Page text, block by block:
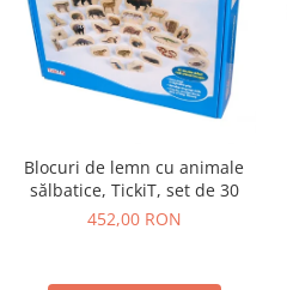
Blocuri de lemn cu animale
sălbatice, TickiT, set de 30
452,00 RON